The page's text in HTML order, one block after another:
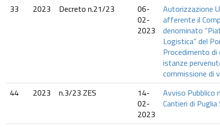
33
2023 Decreto n.21/23
06-
02-
2023
Autorizzazione
afferente il
denominato
Logistica” del
Procedimento di
istanze
commissione di
44
2023 n.3/23 ZES
14-
02-
2023
Avviso Pubblico
Cantieri di Puglia